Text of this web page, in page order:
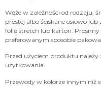
Węże w zależności od rodzaju,
prostej albo ściskane osiowo
folię stretch lub karton.
preferowanym sposobie
Przed użyciem produktu
użytkowania.
Przewody w kolorze innym niż